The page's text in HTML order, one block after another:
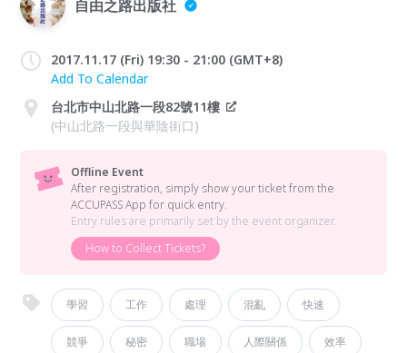
自由之路出版社
2017.11.17 (Fri) 19:30 - 21:00 (GMT+8)
Add To Calendar
台北市中山北路一段82號11樓
(中山北路一段與華陰街口)
Offline Event
After registration, simply show your ticket from the
ACCUPASS App for quick entry.
Entry rules are primarily set by the event organizer.
How to Collect Tickets?
學習 工作 處理 混亂 快速
競爭 秘密 職場 人際關係 效率